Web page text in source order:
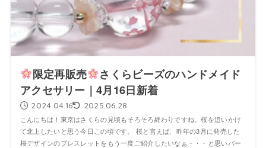
限定再販売
さくらビーズのハンドメイド
アクセサリー｜4月16日新着
2024.04.16 2025.06.28
こんにちは！東京はさくらの見頃もそろそろ終わりですね。桜を追いかけ
て北上したいと思う今日この頃です。 桜と言えば、昨年の3月に発売した
桜デザインのブレスレットをもう一度ご紹介したいなぁ・・・と思いパー